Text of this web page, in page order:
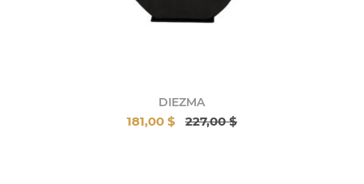
DIEZMA
181,00 $ 227,00 $